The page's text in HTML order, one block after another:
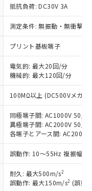
抵抗負荷: DC30V 3A
測定条件: 無振動・無衝撃
プリント基板端子
電気的: 最大20回/分
機械的: 最大120回/分
100MΩ以上 (DC500Vメガ)
同極端子間: AC1000V 50/
異極端子間: AC2000V 50/
各端子とアース間:
誤動作: 10～55Hz 複振幅
耐久: 最大500m/s2
誤動作: 最大150m/s2 (誤動
同意のうえ
10物質）の
能な商品で
物質）の非含
予定のある
（10物質）の
品を出す予